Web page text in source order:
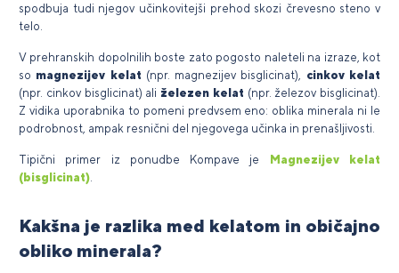
spodbuja tudi njegov učinkovitejši prehod skozi črevesno steno v
telo.
V prehranskih dopolnilih boste zato pogosto naleteli na izraze, kot
so magnezijev kelat (npr. magnezijev bisglicinat), cinkov kelat
(npr. cinkov bisglicinat) ali železen kelat (npr. železov bisglicinat).
Z vidika uporabnika to pomeni predvsem eno: oblika minerala ni le
podrobnost, ampak resnični del njegovega učinka in prenašljivosti.
Tipični primer iz ponudbe Kompave je
Magnezijev kelat
(bisglicinat).
Kakšna je razlika med kelatom in običajno
obliko minerala?